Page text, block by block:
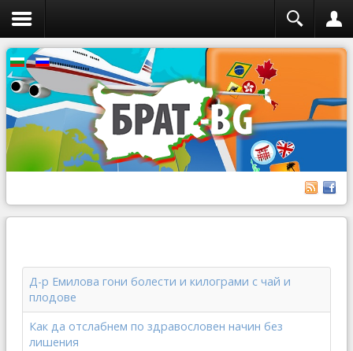
Д-р Емилова гони болести и килограми с чай и
плодове
Как да отслабнем по здравословен начин без
лишения